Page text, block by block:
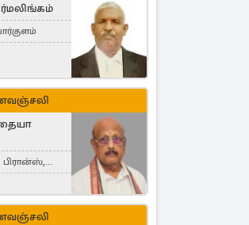
பிரான்ஸ்,